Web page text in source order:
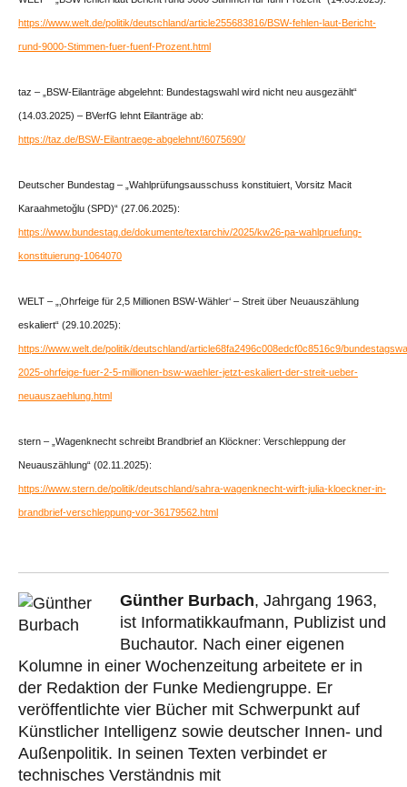
https://www.welt.de/politik/deutschland/article255683816/BSW-fehlen-laut-Bericht-
rund-9000-Stimmen-fuer-fuenf-Prozent.html
taz – „BSW-Eilanträge abgelehnt: Bundestagswahl wird nicht neu ausgezählt“
(14.03.2025) – BVerfG lehnt Eilanträge ab:
https://taz.de/BSW-Eilantraege-abgelehnt/!6075690/
Deutscher Bundestag – „Wahlprüfungsausschuss konstituiert, Vorsitz Macit
Karaahmetoğlu (SPD)“ (27.06.2025):
https://www.bundestag.de/dokumente/textarchiv/2025/kw26-pa-wahlpruefung-
konstituierung-1064070
WELT – „‚Ohrfeige für 2,5 Millionen BSW-Wähler‘ – Streit über Neuauszählung
eskaliert“ (29.10.2025):
https://www.welt.de/politik/deutschland/article68fa2496c008edcf0c8516c9/
2025-ohrfeige-fuer-2-5-millionen-bsw-waehler-jetzt-eskaliert-der-streit-ueber-
neuauszaehlung.html
stern – „Wagenknecht schreibt Brandbrief an Klöckner: Verschleppung der
Neuauszählung“ (02.11.2025):
https://www.stern.de/politik/deutschland/sahra-wagenknecht-wirft-julia-kloeckner-in-
brandbrief-verschleppung-vor-36179562.html
Günther Burbach, Jahrgang 1963,
ist Informatikkaufmann, Publizist und
Buchautor. Nach einer eigenen
Kolumne in einer Wochenzeitung arbeitete er in
der Redaktion der Funke Mediengruppe. Er
veröffentlichte vier Bücher mit Schwerpunkt auf
Künstlicher Intelligenz sowie deutscher Innen- und
Außenpolitik. In seinen Texten verbindet er
technisches Verständnis mit